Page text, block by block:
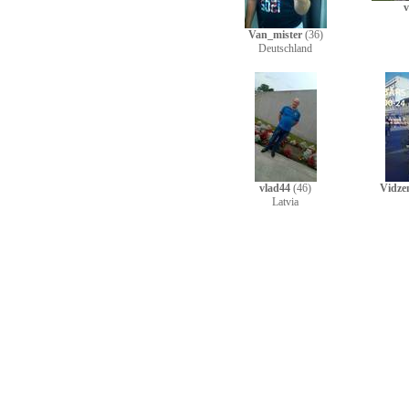
Van_mister (36)
Deutschland
vlad44 (46)
Latvia